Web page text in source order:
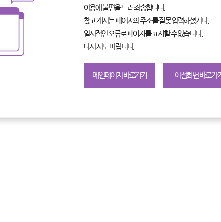
이용에 불편을 드려 죄송합니다.
찾고 계시는 페이지의 주소를 잘못 입력하셨거나,
일시적인 오류로 페이지를 표시할 수 없습니다.
다시 시도 바랍니다.
메인페이지 바로가기 이전화면 바로가